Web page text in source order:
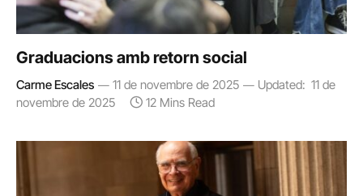
Graduacions amb retorn social
Carme Escales 11 de novembre de 2025 Updated: 11 de
novembre de 2025
12 Mins Read